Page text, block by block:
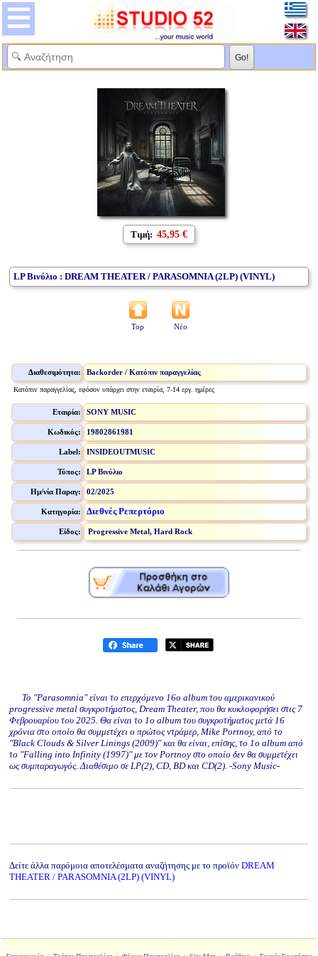
Τιμή: 45,95 €
LP Βινύλιο : DREAM THEATER / PARASOMNIA (2LP) (VINYL)
Top Νέο
Διαθεσιμότητα: Backorder / Κατόπιν παραγγελίας
Κατόπιν παραγγελίας, εφόσον υπάρχει στην εταιρία, 7-14 εργ. ημέρες
Εταιρία: SONY MUSIC
Κωδικός: 19802861981
Label: INSIDEOUTMUSIC
Τύπος: LP Βινύλιο
Ημ/νία Παραγ: 02/2025
Κατηγορία: Διεθνές Ρεπερτόριο
Είδος: Progressive Metal, Hard Rock
Το "Parasomnia" είναι το επερχόμενο 16o album του αμερικανικού
progressive metal συγκροτήματος, Dream Theater, που θα κυκλοφορήσει στις 7
Φεβρουαρίου του 2025. Θα είναι το 1o album του συγκροτήματος μετά 16
χρόνια στο οποίο θα συμμετέχει ο πρώτος ντράμερ, Mike Portnoy, από το
"Black Clouds & Silver Linings (2009)" και θα είναι, επίσης, το 1o album από
το "Falling into Infinity (1997)" με τον Portnoy στο οποίο δεν θα συμμετέχει
ως συμπαραγωγός. Διαθέσιμο σε LP(2), CD, ΒD και CD(2). -Sony Music-
Δείτε άλλα παρόμοια αποτελέσματα αναζήτησης με το προϊόν DREAM
THEATER / PARASOMNIA (2LP) (VINYL)